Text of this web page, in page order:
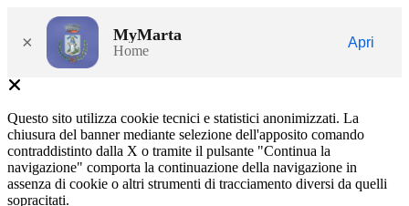
× MyMarta
Home
Apri
Questo sito utilizza cookie tecnici e statistici anonimizzati. La
chiusura del banner mediante selezione dell'apposito comando
contraddistinto dalla X o tramite il pulsante "Continua la
navigazione" comporta la continuazione della navigazione in
assenza di cookie o altri strumenti di tracciamento diversi da quelli
sopracitati.